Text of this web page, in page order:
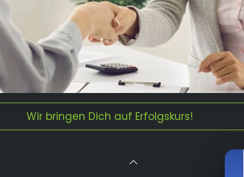
Wir bringen Dich auf Erfolgskurs!